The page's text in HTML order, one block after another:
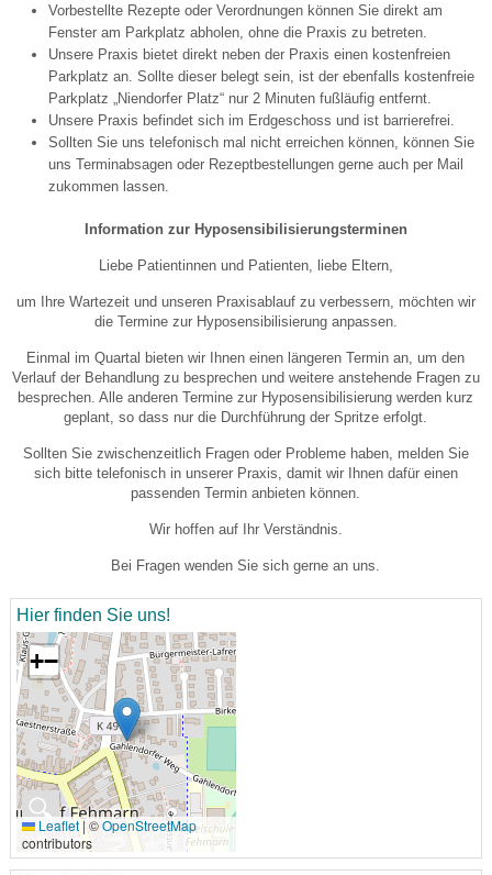
Vorbestellte Rezepte oder Verordnungen können Sie direkt am
Fenster am Parkplatz abholen, ohne die Praxis zu betreten.
Unsere Praxis bietet direkt neben der Praxis einen kostenfreien
Parkplatz an. Sollte dieser belegt sein, ist der ebenfalls kostenfreie
Parkplatz „Niendorfer Platz“ nur 2 Minuten fußläufig entfernt.
Unsere Praxis befindet sich im Erdgeschoss und ist barrierefrei.
Sollten Sie uns telefonisch mal nicht erreichen können, können Sie
uns Terminabsagen oder Rezeptbestellungen gerne auch per Mail
zukommen lassen.
Information zur Hyposensibilisierungsterminen
Liebe Patientinnen und Patienten, liebe Eltern,
um Ihre Wartezeit und unseren Praxisablauf zu verbessern, möchten wir
die Termine zur Hyposensibilisierung anpassen.
Einmal im Quartal bieten wir Ihnen einen längeren Termin an, um den
Verlauf der Behandlung zu besprechen und weitere anstehende Fragen zu
besprechen. Alle anderen Termine zur Hyposensibilisierung werden kurz
geplant, so dass nur die Durchführung der Spritze erfolgt.
Sollten Sie zwischenzeitlich Fragen oder Probleme haben, melden Sie
sich bitte telefonisch in unserer Praxis, damit wir Ihnen dafür einen
passenden Termin anbieten können.
Wir hoffen auf Ihr Verständnis.
Bei Fragen wenden Sie sich gerne an uns.
Hier finden Sie uns!
🔍
+−
Leaflet|©OpenStreetMap
contributors